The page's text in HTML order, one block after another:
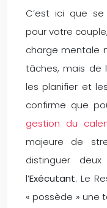
C’est ici que
pour votre
charge mentale
tâches, mais de
les planifier et
confirme que
gestion du
majeure de
distinguer
l’Exécutant. Le
« possède » une